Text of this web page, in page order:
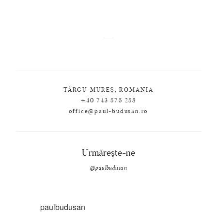
TÂRGU MUREȘ, ROMANIA
+40 743 575 258
office@paul-budusan.ro
Urmărește-ne
@paulbudusan
paulbudusan